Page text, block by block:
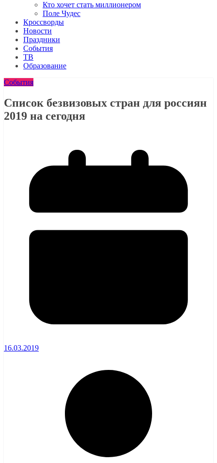
Кто хочет стать миллионером
Поле Чудес
Кроссворды
Новости
Праздники
События
ТВ
Образование
События
Список безвизовых стран для россиян
2019 на сегодня
16.03.2019